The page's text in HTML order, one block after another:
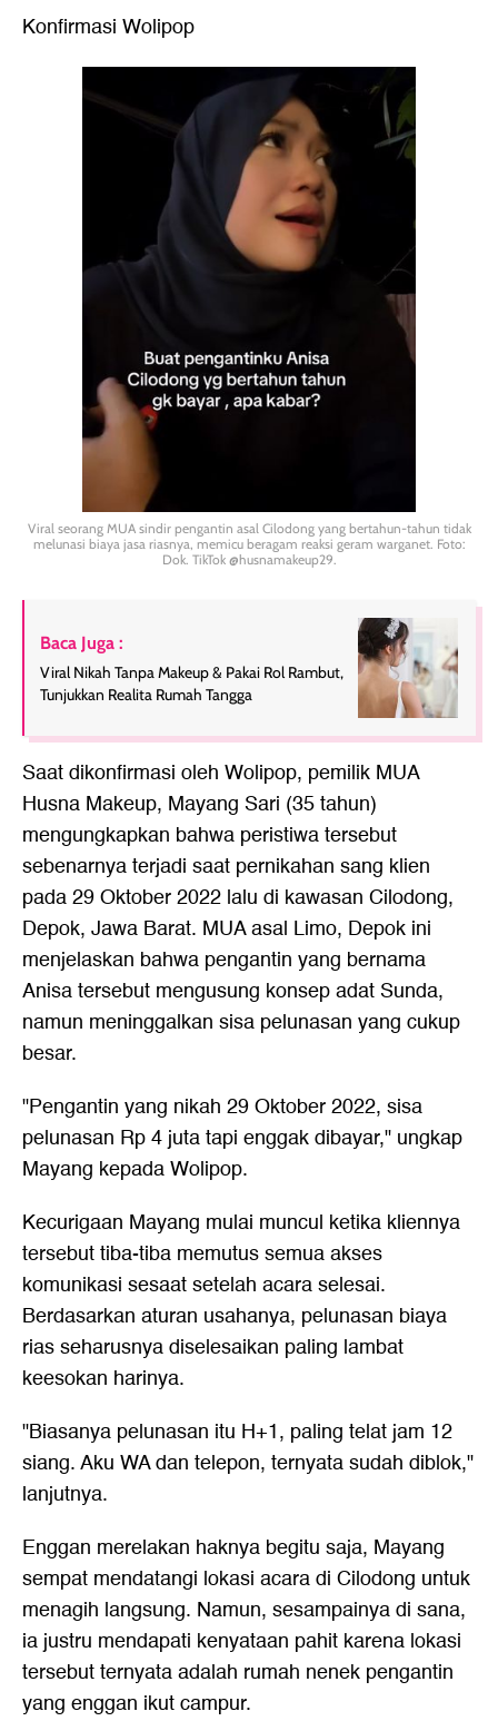
Konfirmasi Wolipop
Viral seorang MUA sindir pengantin asal Cilodong yang bertahun-tahun tidak
melunasi biaya jasa riasnya, memicu beragam reaksi geram warganet. Foto:
Dok. TikTok @husnamakeup29.
Baca Juga :
Viral Nikah Tanpa Makeup & Pakai Rol Rambut,
Tunjukkan Realita Rumah Tangga
Saat dikonfirmasi oleh Wolipop, pemilik MUA
Husna Makeup, Mayang Sari (35 tahun)
mengungkapkan bahwa peristiwa tersebut
sebenarnya terjadi saat pernikahan sang klien
pada 29 Oktober 2022 lalu di kawasan Cilodong,
Depok, Jawa Barat. MUA asal Limo, Depok ini
menjelaskan bahwa pengantin yang bernama
Anisa tersebut mengusung konsep adat Sunda,
namun meninggalkan sisa pelunasan yang cukup
besar.
"Pengantin yang nikah 29 Oktober 2022, sisa
pelunasan Rp 4 juta tapi enggak dibayar," ungkap
Mayang kepada Wolipop.
Kecurigaan Mayang mulai muncul ketika kliennya
tersebut tiba-tiba memutus semua akses
komunikasi sesaat setelah acara selesai.
Berdasarkan aturan usahanya, pelunasan biaya
rias seharusnya diselesaikan paling lambat
keesokan harinya.
"Biasanya pelunasan itu H+1, paling telat jam 12
siang. Aku WA dan telepon, ternyata sudah diblok,"
lanjutnya.
Enggan merelakan haknya begitu saja, Mayang
sempat mendatangi lokasi acara di Cilodong untuk
menagih langsung. Namun, sesampainya di sana,
ia justru mendapati kenyataan pahit karena lokasi
tersebut ternyata adalah rumah nenek pengantin
yang enggan ikut campur.